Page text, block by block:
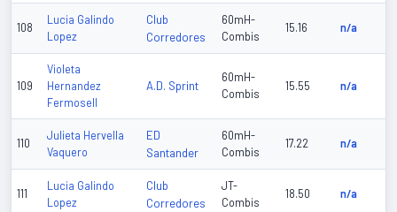
108
Lucia Galindo
Lopez
Club
Corredores
60mH-
Combis
15.16 n/a
109
Violeta
Hernandez
Fermosell
A.D. Sprint
60mH-
Combis
15.55 n/a
110
Julieta Hervella
Vaquero
ED
Santander
60mH-
Combis
17.22 n/a
111
Lucia Galindo
Lopez
Club
Corredores
JT-
Combis
18.50 n/a